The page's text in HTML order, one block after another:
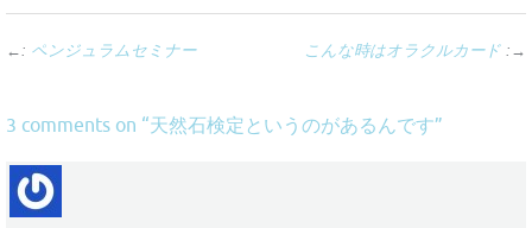
←: ペンジュラムセミナー こんな時はオラクルカード :→
3 comments on “天然石検定というのがあるんです”